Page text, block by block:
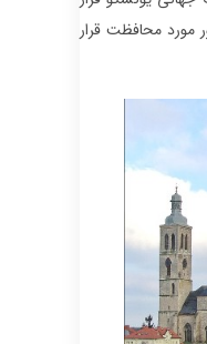
مورد محافظت قرار